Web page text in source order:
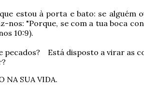
estou à porta e bato: se
nos: "Porque, se com a tua boca
10:9).
pecados? Está disposto a virar as
NA SUA VIDA.